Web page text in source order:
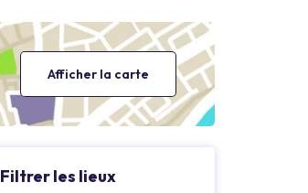
Afficher la carte
Filtrer les lieux